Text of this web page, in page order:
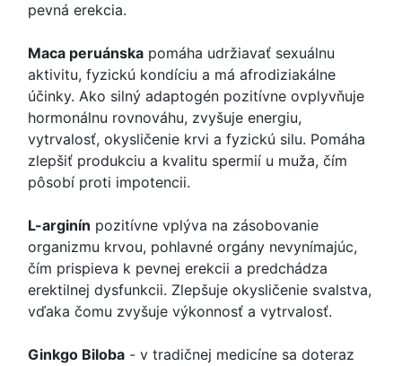
pevná erekcia.
Maca peruánska pomáha udržiavať sexuálnu
aktivitu, fyzickú kondíciu a má afrodiziakálne
účinky. Ako silný adaptogén pozitívne ovplyvňuje
hormonálnu rovnováhu, zvyšuje energiu,
vytrvalosť, okysličenie krvi a fyzickú silu. Pomáha
zlepšiť produkciu a kvalitu spermií u muža, čím
pôsobí proti impotencii.
L-arginín pozitívne vplýva na zásobovanie
organizmu krvou, pohlavné orgány nevynímajúc,
čím prispieva k pevnej erekcii a predchádza
erektilnej dysfunkcii. Zlepšuje okysličenie svalstva,
vďaka čomu zvyšuje výkonnosť a vytrvalosť.
Ginkgo Biloba - v tradičnej medicíne sa doteraz